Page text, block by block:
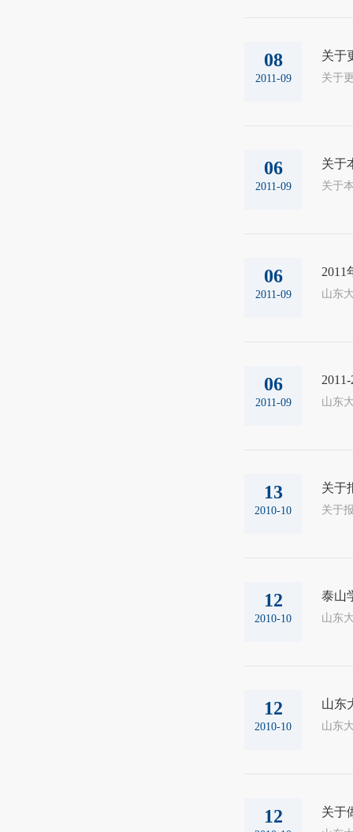
08
2011-09
关于
06
2011-09
关于
06
2011-09
2011
山东
06
2011-09 山东
13
2010-10
关于
12
2010-10
泰山
山东
12
2010-10
山东
12 关于